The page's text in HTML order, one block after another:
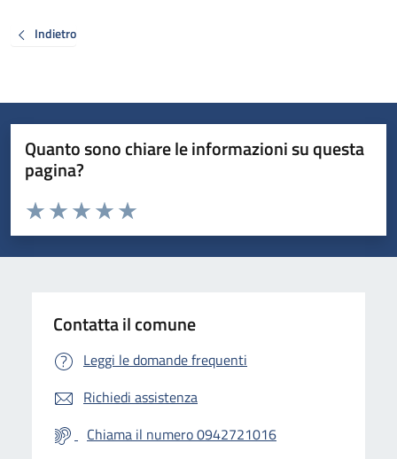
Indietro
Quanto sono chiare le informazioni su questa
pagina?
Valuta da 1 a 5 stelle la pagina
Valuta 5 stelle su 5
Valuta 4 stelle su 5
Valuta 3 stelle su 5
Valuta 2 stelle su 5
Valuta 1 stelle su 5
Contatta il comune
Leggi le domande frequenti
Richiedi assistenza
Chiama il numero 0942721016